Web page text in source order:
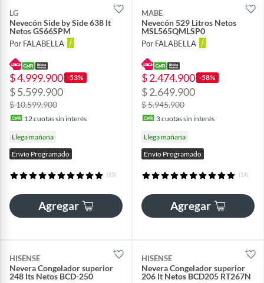
LG
Nevecón Side by Side 638 lt
Netos GS66SPM
Por FALABELLA
$ 4.999.900 -53%
$ 5.599.900
$ 10.599.900
12cuotas sin interés
Llega mañana
Envío Programado
(13)
Agregar
MABE
Nevecón 529 Litros Netos
MSL565QMLSP0
Por FALABELLA
$ 2.474.900 -58%
$ 2.649.900
$ 5.945.900
3cuotas sin interés
Llega mañana
Envío Programado
(14)
Agregar
HISENSE
Nevera Congelador superior
248 lts Netos BCD-250
HISENSE
Nevera Congelador superior
206 lt Netos BCD205 RT267N